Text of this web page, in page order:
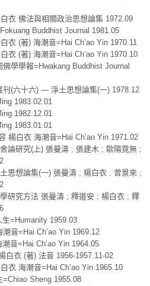
衣 佛法與相關政治思想論集 1972.09
Buddhist Journal 1981.05
衣 (著) 海潮音=Hai Ch’ao Yin 1970.11
衣 (著) 海潮音=Hai Ch’ao Yin 1970.10
學學報=Hwakang Buddhist Journal
(六十六) — 淨土思想論集(一) 1978.12
1983.02.01
1982.12.01
1983.01.01
楊白衣 海潮音=Hai Ch’ao Yin 1971.02
論研究(上) 張曼濤 ; 張建木 ; 歐陽竟無 ;
思想論集(一) 張曼濤 ; 楊白衣 ; 曾景來 ;
研究方法 張曼濤 ; 釋道安 ; 楊白衣 ; 釋
=Humanity 1959.03
音=Hai Ch’ao Yin 1969.12
音=Hai Ch’ao Yin 1964.05
白衣 (著) 法音 1956-1957.11-02
衣 海潮音=Hai Ch’ao Yin 1965.10
Sheng 1955.08